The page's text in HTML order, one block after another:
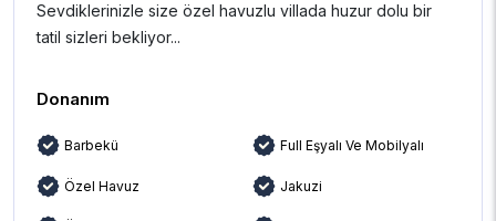
Sevdiklerinizle size özel havuzlu villada huzur dolu bir
tatil sizleri bekliyor...
Donanım
Barbekü Full Eşyalı Ve Mobilyalı
Özel Havuz Jakuzi